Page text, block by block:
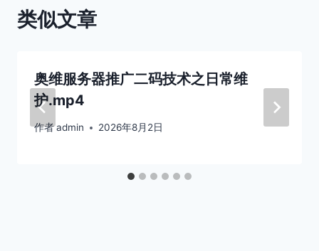
类似文章
奥维服务器推广二码技术之日常维
护.mp4
作者admin 2026年8月2日